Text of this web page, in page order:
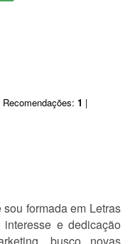
Recomendações: 1 |
formada em Letras
e dedicação